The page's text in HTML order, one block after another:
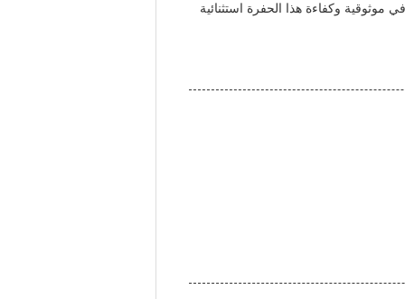
موثوقية وكفاءة هذا الحفرة استثنائية